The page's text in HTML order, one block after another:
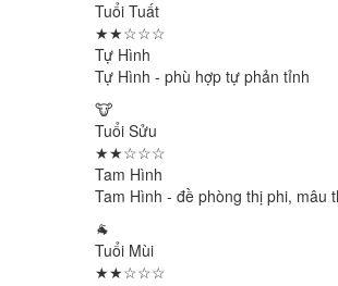
Tuổi Tuất
★★☆☆☆
Tự Hình
Tự Hình - phù hợp tự phản tỉnh
🐮
Tuổi Sửu
★★☆☆☆
Tam Hình
Tam Hình - đề phòng thị phi, mâu
🐐
Tuổi Mùi
★★☆☆☆